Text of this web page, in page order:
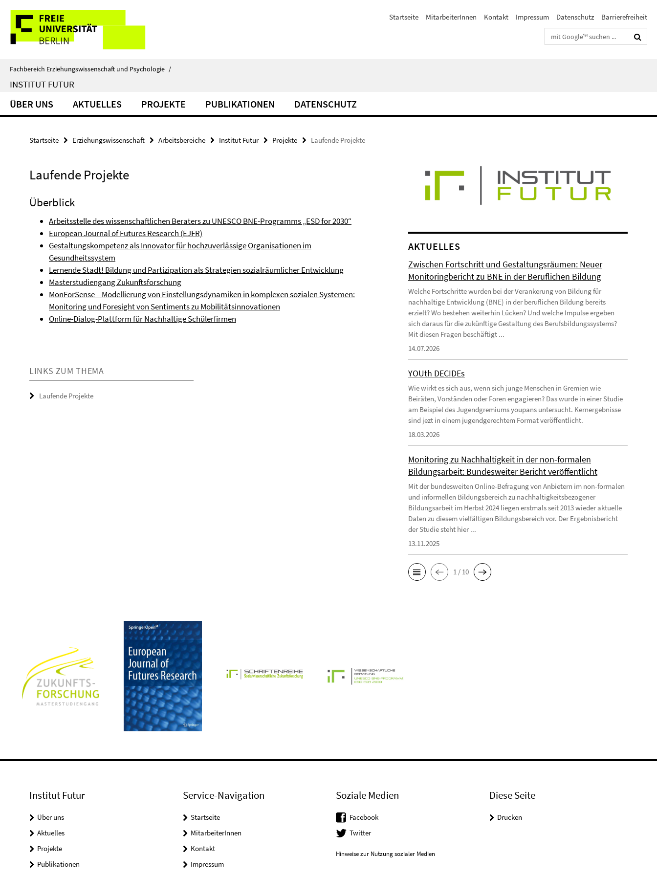
direkt
Inhalt
Service-
Navigation
Startseite MitarbeiterInnen Kontakt Impressum Datenschutz
Barrierefreiheit
Suchbegriffe
Fachbereich Erziehungswissenschaft und Psychologie /
INSTITUT FUTUR
ÜBER UNS AKTUELLES PROJEKTE PUBLIKATIONEN DATENSCHUTZ
Startseite Erziehungswissenschaft Arbeitsbereiche Institut Futur Projekte Laufende Projekte
Laufende Projekte
Überblick
Arbeitsstelle des wissenschaftlichen Beraters zu UNESCO BNE-Programms „ESD for 2030“
European Journal of Futures Research (EJFR)
Gestaltungskompetenz als Innovator für hochzuverlässige Organisationen im
Gesundheitssystem
Lernende Stadt! Bildung und Partizipation als Strategien sozialräumlicher Entwicklung
Masterstudiengang Zukunftsforschung
MonForSense – Modellierung von Einstellungsdynamiken in komplexen sozialen Systemen:
Monitoring und Foresight von Sentiments zu Mobilitätsinnovationen
Online-Dialog-Plattform für Nachhaltige Schülerfirmen
LINKS ZUM THEMA
Laufende Projekte
AKTUELLES
Zwischen Fortschritt und Gestaltungsräumen: Neuer
Monitoringbericht zu BNE in der Beruflichen Bildung
Welche Fortschritte wurden bei der Verankerung von Bildung für
nachhaltige Entwicklung (BNE) in der beruflichen Bildung bereits
erzielt? Wo bestehen weiterhin Lücken? Und welche Impulse ergeben
sich daraus für die zukünftige Gestaltung des Berufsbildungssystems?
Mit diesen Fragen beschäftigt ...
14.07.2026
YOUth DECIDEs
Wie wirkt es sich aus, wenn sich junge Menschen in Gremien wie
Beiräten, Vorständen oder Foren engagieren? Das wurde in einer Studie
am Beispiel des Jugendgremiums youpans untersucht. Kernergebnisse
sind jezt in einem jugendgerechtem Format veröffentlicht.
18.03.2026
Monitoring zu Nachhaltigkeit in der non-formalen
Bildungsarbeit: Bundesweiter Bericht veröffentlicht
Mit der bundesweiten Online-Befragung von Anbietern im non-formalen
und informellen Bildungsbereich zu nachhaltigkeitsbezogener
Bildungsarbeit im Herbst 2024 liegen erstmals seit 2013 wieder aktuelle
Daten zu diesem vielfältigen Bildungsbereich vor. Der Ergebnisbericht
der Studie steht hier ...
13.11.2025
1 / 10
Institut Futur
Über uns
Aktuelles
Projekte
Publikationen
Service-Navigation
Startseite
MitarbeiterInnen
Kontakt
Impressum
Soziale Medien
Facebook
Twitter
Hinweise zur Nutzung sozialer Medien
Diese Seite
Drucken